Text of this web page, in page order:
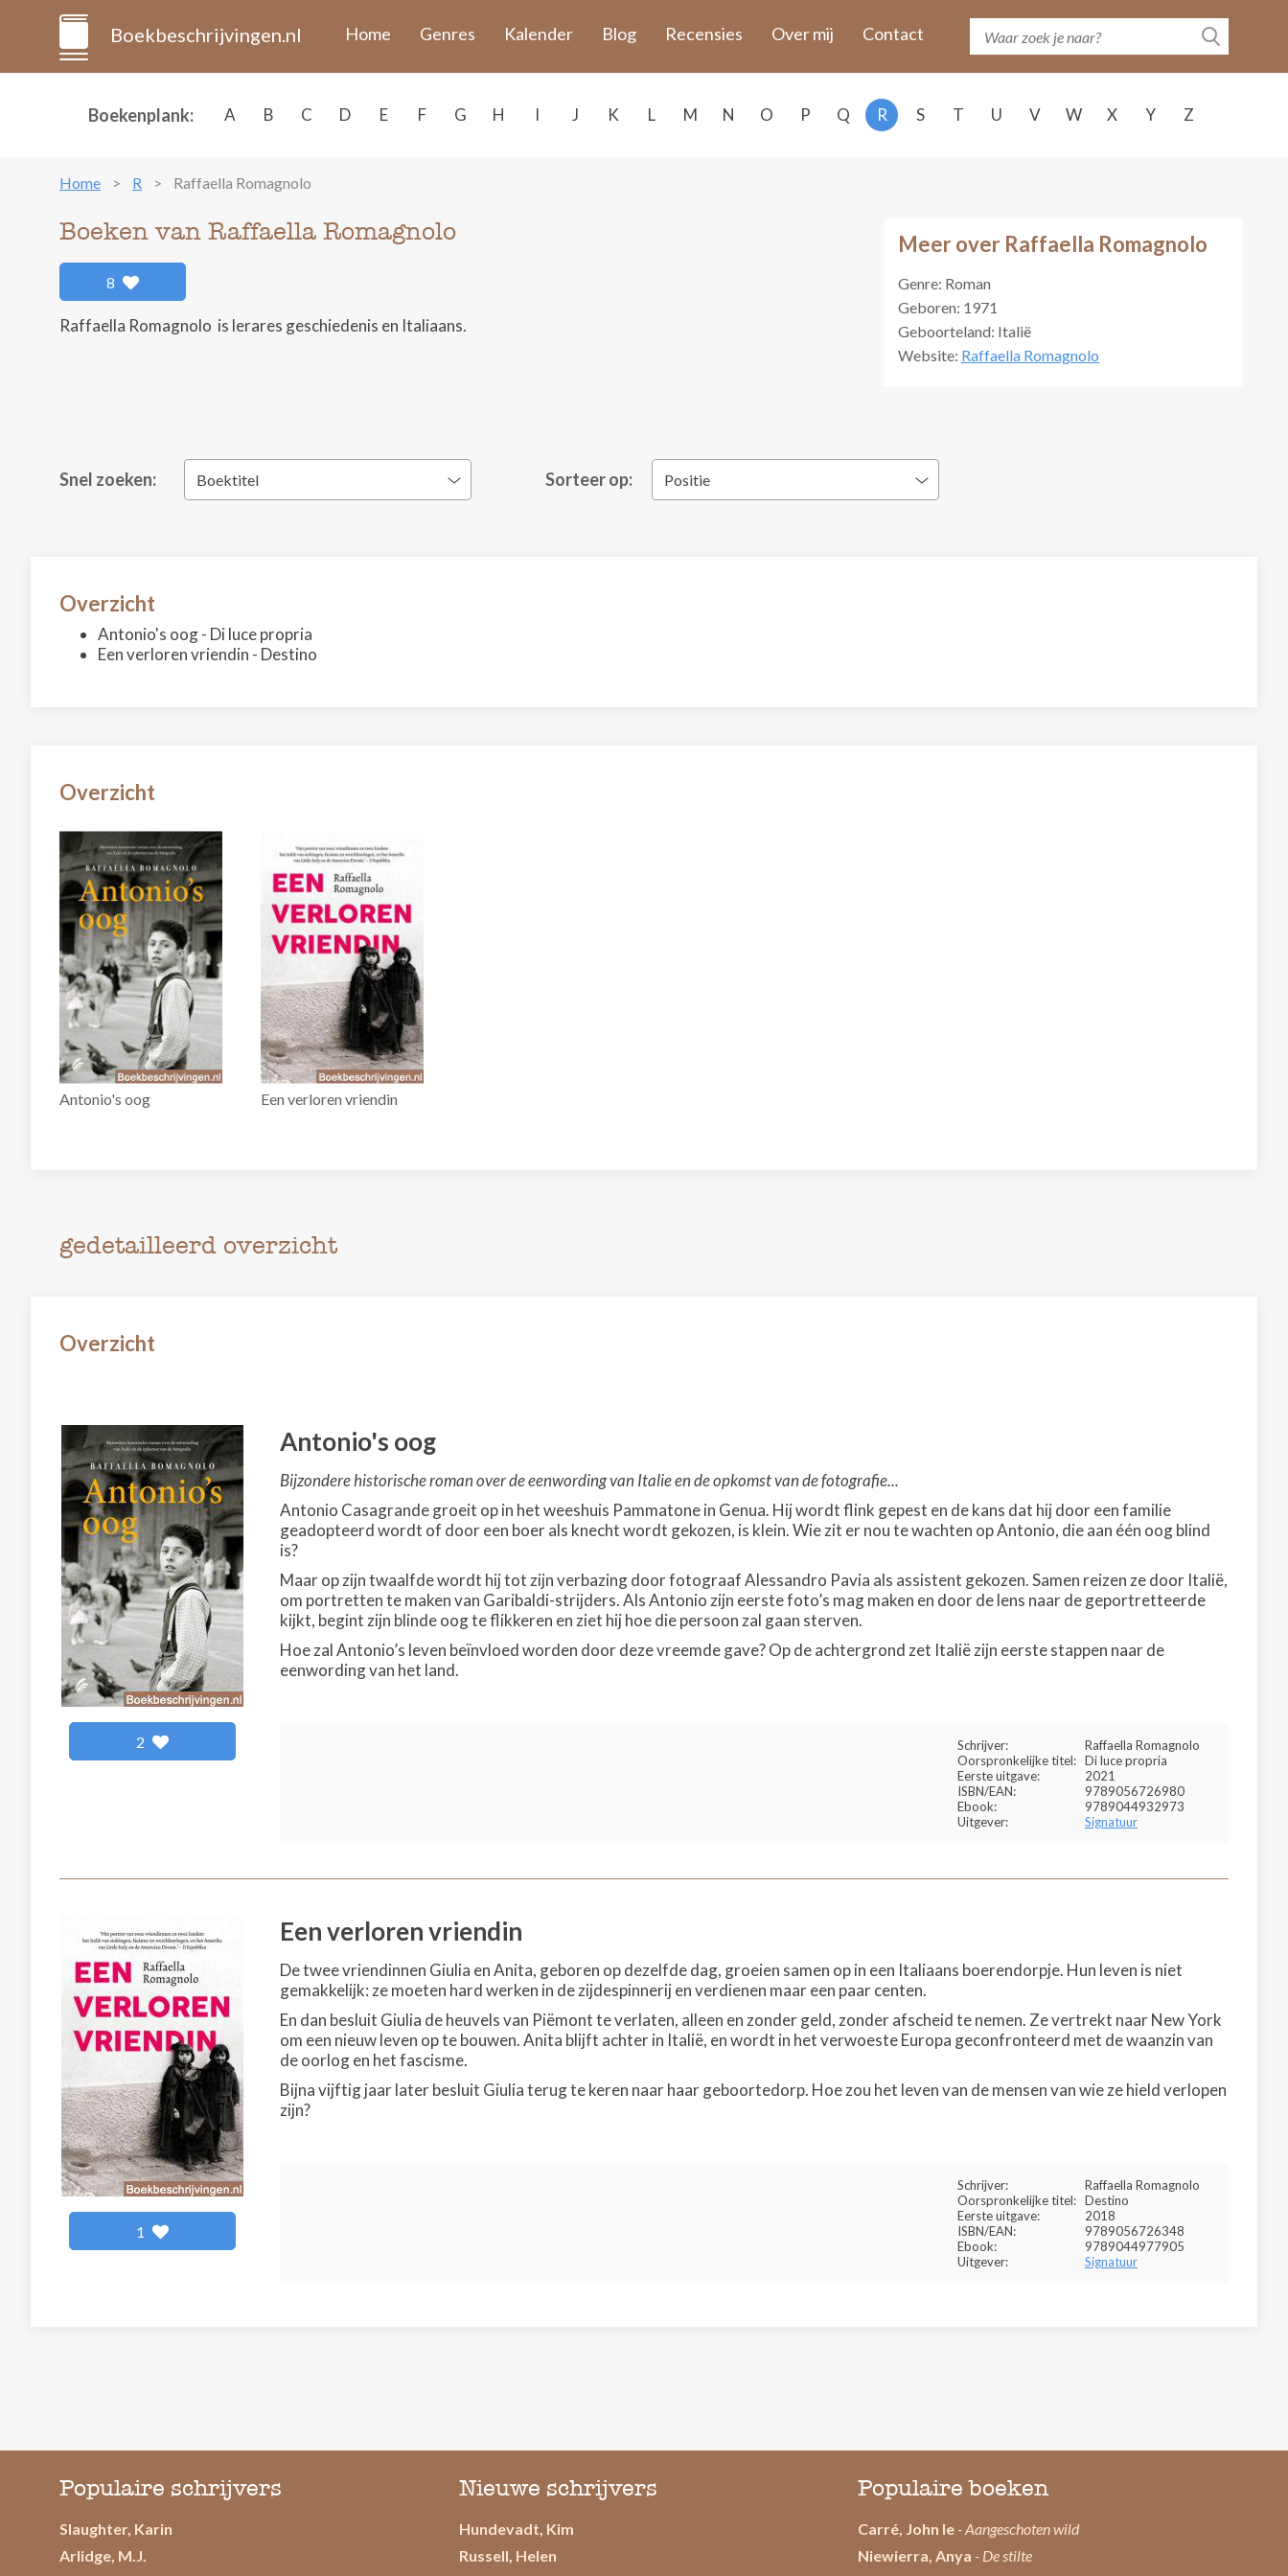
Boekbeschrijvingen.nl Home Genres Kalender Blog Recensies Over mij Contact
Boekenplank: A B C D E F G H I J K L M N O P Q R S T U V W X Y Z
Home R Raffaella Romagnolo
Meer over Raffaella Romagnolo
Genre: Roman
Geboren: 1971
Geboorteland: Italië
Website: Raffaella Romagnolo
Boeken van Raffaella Romagnolo
8
Raffaella Romagnolo is lerares geschiedenis en Italiaans.
Snel zoeken: Boektitel Sorteer op: Positie
Overzicht
Antonio's oog - Di luce propria
Een verloren vriendin - Destino
Overzicht
Antonio's oog Een verloren vriendin
gedetailleerd overzicht
Overzicht
2
Antonio's oog
Bijzondere historische roman over de eenwording van Italie en de opkomst van de fotografie...
Antonio Casagrande groeit op in het weeshuis Pammatone in Genua. Hij wordt flink gepest en de kans dat hij door een familie
geadopteerd wordt of door een boer als knecht wordt gekozen, is klein. Wie zit er nou te wachten op Antonio, die aan één oog blind
is?
Maar op zijn twaalfde wordt hij tot zijn verbazing door fotograaf Alessandro Pavia als assistent gekozen. Samen reizen ze door Italië,
om portretten te maken van Garibaldi-strijders. Als Antonio zijn eerste foto’s mag maken en door de lens naar de geportretteerde
kijkt, begint zijn blinde oog te flikkeren en ziet hij hoe die persoon zal gaan sterven.
Hoe zal Antonio’s leven beïnvloed worden door deze vreemde gave? Op de achtergrond zet Italië zijn eerste stappen naar de
eenwording van het land.
Schrijver:
Raffaella Romagnolo
Oorspronkelijke titel: Di luce propria
Eerste uitgave:
2021
ISBN/EAN:
9789056726980
Ebook:
9789044932973
Uitgever:
Signatuur
1
Een verloren vriendin
De twee vriendinnen Giulia en Anita, geboren op dezelfde dag, groeien samen op in een Italiaans boerendorpje. Hun leven is niet
gemakkelijk: ze moeten hard werken in de zijdespinnerij en verdienen maar een paar centen.
En dan besluit Giulia de heuvels van Piëmont te verlaten, alleen en zonder geld, zonder afscheid te nemen. Ze vertrekt naar New York
om een nieuw leven op te bouwen. Anita blijft achter in Italië, en wordt in het verwoeste Europa geconfronteerd met de waanzin van
de oorlog en het fascisme.
Bijna vijftig jaar later besluit Giulia terug te keren naar haar geboortedorp. Hoe zou het leven van de mensen van wie ze hield verlopen
zijn?
Schrijver:
Raffaella Romagnolo
Oorspronkelijke titel: Destino
Eerste uitgave:
2018
ISBN/EAN:
9789056726348
Ebook:
9789044977905
Uitgever:
Signatuur
Populaire schrijvers
Slaughter, Karin
Arlidge, M.J.
Nieuwe schrijvers
Hundevadt, Kim
Russell, Helen
Populaire boeken
Carré, John le - Aangeschoten wild
Niewierra, Anya - De stilte